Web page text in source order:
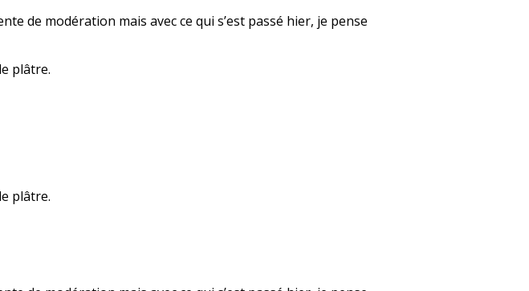
de modération mais avec ce qui s’est passé hier, je pense
plâtre.
plâtre.